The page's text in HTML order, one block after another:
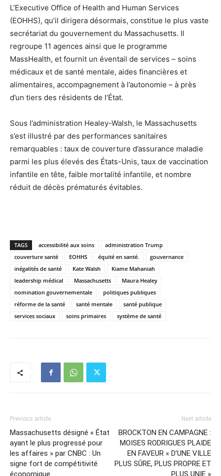
L’Executive Office of Health and Human Services
(EOHHS), qu’il dirigera désormais, constitue le plus vaste
secrétariat du gouvernement du Massachusetts. Il
regroupe 11 agences ainsi que le programme
MassHealth, et fournit un éventail de services – soins
médicaux et de santé mentale, aides financières et
alimentaires, accompagnement à l’autonomie – à près
d’un tiers des résidents de l’État.
Sous l’administration Healey-Walsh, le Massachusetts
s’est illustré par des performances sanitaires
remarquables : taux de couverture d’assurance maladie
parmi les plus élevés des États-Unis, taux de vaccination
infantile en tête, faible mortalité infantile, et nombre
réduit de décès prématurés évitables.
TAGS accessibilité aux soins
administration Trump
couverture santé
EOHHS équité en santé.
gouvernance
inégalités de santé
Kate Walsh
Kiame Mahaniah
leadership médical
Massachusetts
Maura Healey
nomination gouvernementale
politiques publiques
réforme de la santé
santé mentale
santé publique
services sociaux
soins primaires système de santé
Previous article
Massachusetts désigné « État
ayant le plus progressé pour
les affaires » par CNBC : Un
signe fort de compétitivité
économique
Next article
BROCKTON EN CAMPAGNE :
MOISES RODRIGUES PLAIDE
EN FAVEUR « D’UNE VILLE
PLUS SÛRE, PLUS PROPRE ET
PLUS UNIE »